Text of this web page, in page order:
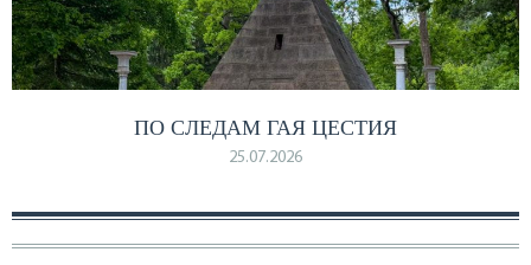
ПО СЛЕДАМ ГАЯ ЦЕСТИЯ
25.07.2026